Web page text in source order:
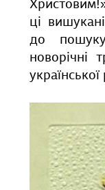
ці
до
новорічні